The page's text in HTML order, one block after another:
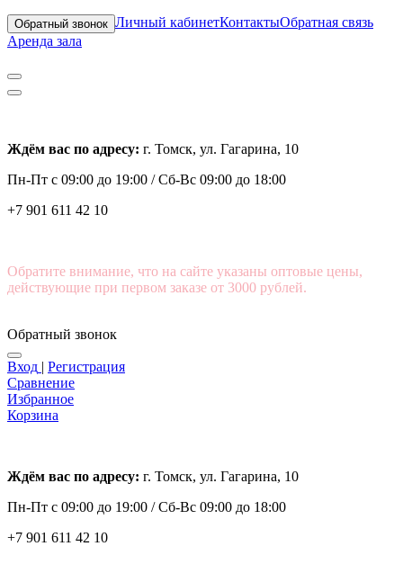
Обратный звонок Личный кабинетКонтактыОбратная связь
Аренда зала
Ждём вас по адресу: г. Томск, ул. Гагарина, 10
Пн-Пт с 09:00 до 19:00 /Сб-Вс 09:00 до 18:00
+7 901 611 42 10
Обратите внимание, что на сайте указаны оптовые цены,
действующие при первом заказе от 3000 рублей.
Обратный звонок
Вход | Регистрация
Сравнение
Избранное
Корзина
Ждём вас по адресу: г. Томск, ул. Гагарина, 10
Пн-Пт с 09:00 до 19:00 /Сб-Вс 09:00 до 18:00
+7 901 611 42 10